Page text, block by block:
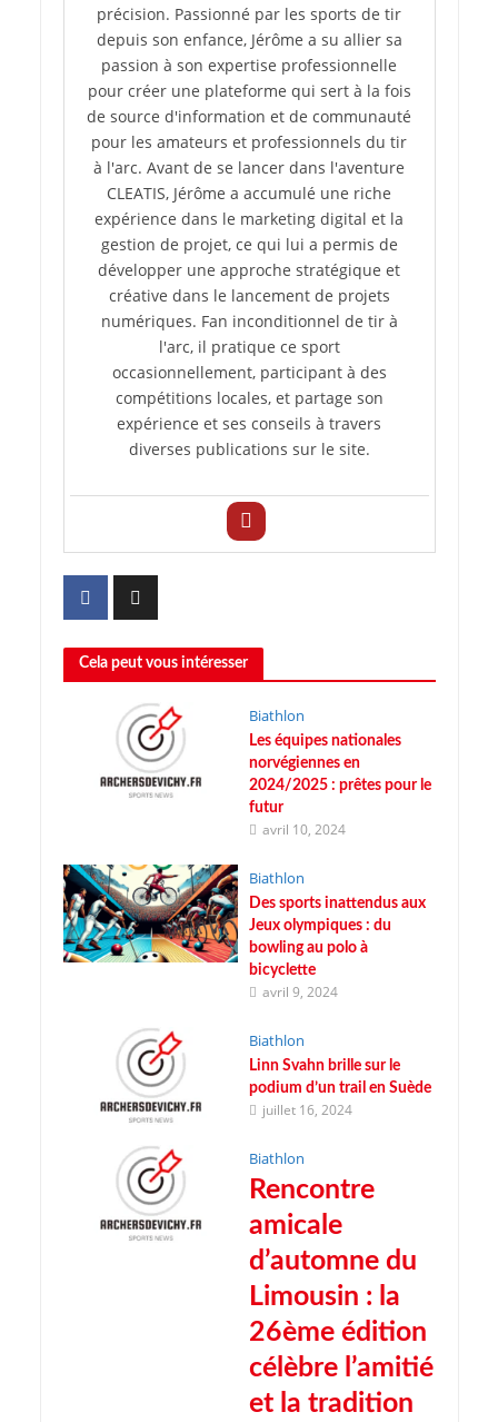
précision. Passionné par les sports de tir
depuis son enfance, Jérôme a su allier sa
passion à son expertise professionnelle
pour créer une plateforme qui sert à la fois
de source d'information et de communauté
pour les amateurs et professionnels du tir
à l'arc. Avant de se lancer dans l'aventure
CLEATIS, Jérôme a accumulé une riche
expérience dans le marketing digital et la
gestion de projet, ce qui lui a permis de
développer une approche stratégique et
créative dans le lancement de projets
numériques. Fan inconditionnel de tir à
l'arc, il pratique ce sport
occasionnellement, participant à des
compétitions locales, et partage son
expérience et ses conseils à travers
diverses publications sur le site.
Cela peut vous intéresser
Biathlon
Les équipes nationales
norvégiennes en
2024/2025 : prêtes pour le
futur
avril 10, 2024
Biathlon
Des sports inattendus aux
Jeux olympiques : du
bowling au polo à
bicyclette
avril 9, 2024
Biathlon
Linn Svahn brille sur le
podium d’un trail en Suède
juillet 16, 2024
Biathlon
Rencontre
amicale
d’automne du
Limousin : la
26ème édition
célèbre l’amitié
et la tradition